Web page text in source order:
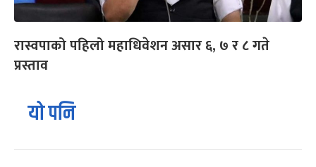
रास्वपाको पहिलो महाधिवेशन असार ६, ७ र ८ गते
प्रस्ताव
यो पनि